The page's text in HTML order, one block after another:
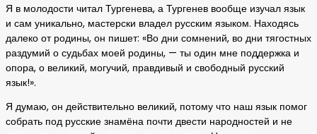
Я в молодости читал Тургенева, а Тургенев вообще изучал язык
и сам уникально, мастерски владел русским языком. Находясь
далеко от родины, он пишет: «Во дни сомнений, во дни тягостных
раздумий о судьбах моей родины, — ты один мне поддержка и
опора, о великий, могучий, правдивый и свободный русский
язык!».
Я думаю, он действительно великий, потому что наш язык помог
собрать под русские знамёна почти двести народностей и не